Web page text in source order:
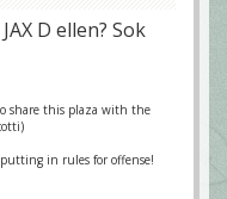
D ellen? Sok
share this plaza with the
in rules for offense!